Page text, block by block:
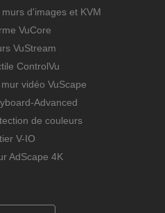
d'images et KVM
VuCore
VuStream
ControlVu
vidéo VuScape
Advanced
de couleurs
V-IO
AdScape 4K